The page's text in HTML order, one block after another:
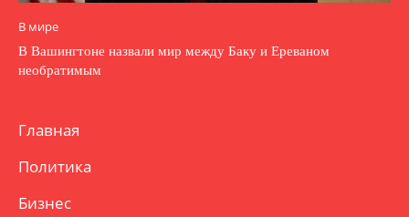
В мире
В Вашингтоне назвали мир между Баку и Ереваном
необратимым
Главная
Политика
Бизнес